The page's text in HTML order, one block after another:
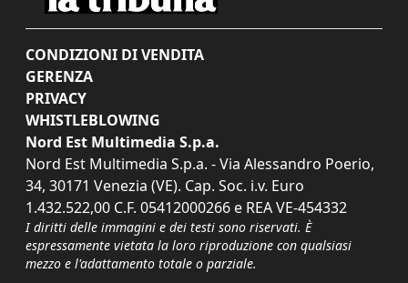
CONDIZIONI DI VENDITA
GERENZA
PRIVACY
WHISTLEBLOWING
Nord Est Multimedia S.p.a.
Nord Est Multimedia S.p.a. - Via Alessandro Poerio,
34, 30171 Venezia (VE). Cap. Soc. i.v. Euro
1.432.522,00 C.F. 05412000266 e REA VE-454332
I diritti delle immagini e dei testi sono riservati. È
espressamente vietata la loro riproduzione con qualsiasi
mezzo e l'adattamento totale o parziale.